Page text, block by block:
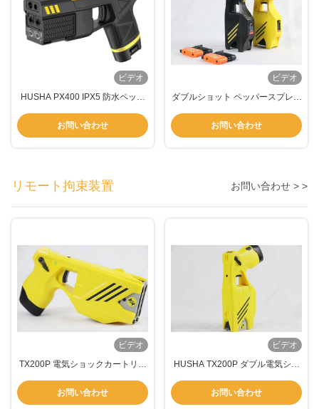
ビデオ
HUSHA PX400 IPX5 防水ペッパ
執行機関のための6m射程
お問い合わせ
ビデオ
ダブルショット ペッパースプレー
お問い合わせ
リモート拘束装置 お問い合わせ > >
ビデオ
TX200P 電気ショックカートリッ
IP57 防水装置
お問い合わせ
ビデオ
HUSHA TX200P ダブル電気ショ
ブルレーザーとLEDライト 法的執
行ツール
お問い合わせ